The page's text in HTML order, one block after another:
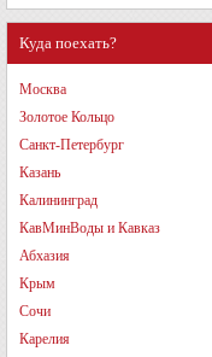
Куда поехать?
Москва
Золотое Кольцо
Санкт-Петербург
Казань
Калининград
КавМинВоды и Кавказ
Абхазия
Крым
Сочи
Карелия